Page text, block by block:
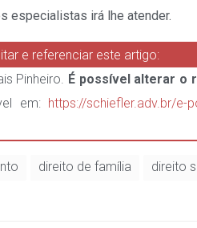
especialistas irá lhe atender.
e referenciar este artigo:
Pinheiro. É possível alterar o
em: https://schiefler.adv.br/e-
direito de família direito